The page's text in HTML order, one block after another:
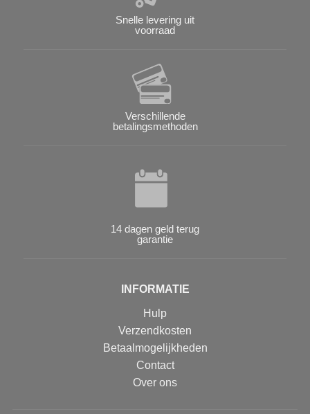
Snelle levering uit
voorraad
Verschillende
betalingsmethoden
14 dagen geld terug
garantie
INFORMATIE
Hulp
Verzendkosten
Betaalmogelijkheden
Contact
Over ons